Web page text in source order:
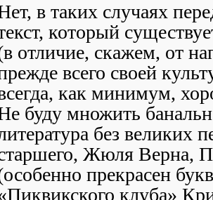
в таких случаях
который
отличие, скажем, от
всего своей
как минимум,
буду множить
без великих
Жюля Верна,
прекрасен
клуба»